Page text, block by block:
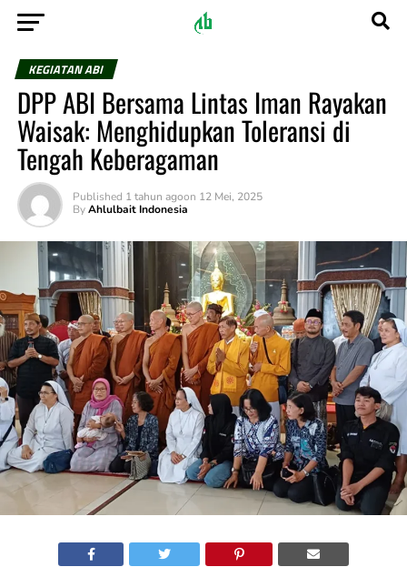
KEGIATAN ABI
DPP ABI Bersama Lintas Iman Rayakan
Waisak: Menghidupkan Toleransi di
Tengah Keberagaman
Published 1 tahun agoon 12 Mei, 2025
By Ahlulbait Indonesia